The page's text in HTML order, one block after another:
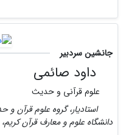
جانشین سردبیر
داود صائمی
علوم قرآنی و حدیث
استادیار، گروه علوم قرآن
دانشگاه علوم و معارف قرآن